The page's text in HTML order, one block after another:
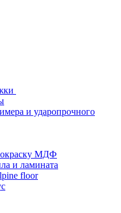
и ударопрочного
МДФ
и ламината
floor